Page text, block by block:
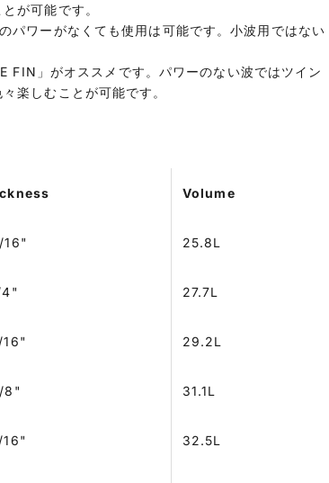
が可能です。
パワーがなくても使用は可能です。小波用ではない
FIN」がオススメです。パワーのない波ではツイン
楽しむことが可能です。
Volume
16" 25.8L
4" 27.7L
29.2L
8" 31.1L
32.5L